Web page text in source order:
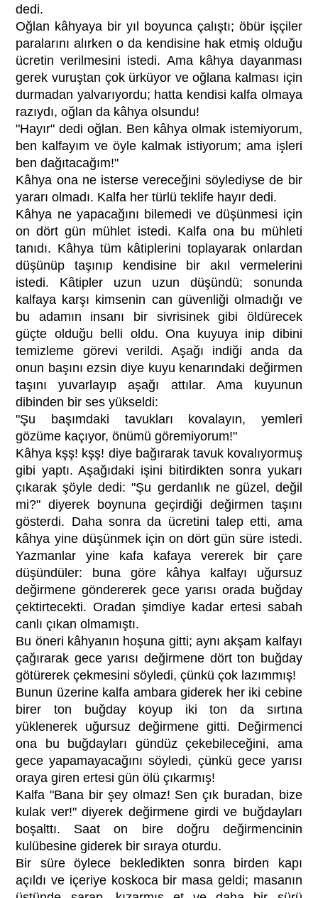
dedi.
Oğlan kâhyaya bir yıl boyunca çalıştı; öbür işçiler
paralarını alırken o da kendisine hak etmiş olduğu
ücretin verilmesini istedi. Ama kâhya dayanması
gerek vuruştan çok ürküyor ve oğlana kalması için
durmadan yalvarıyordu; hatta kendisi kalfa olmaya
razıydı, oğlan da kâhya olsundu!
"Hayır" dedi oğlan. Ben kâhya olmak istemiyorum,
ben kalfayım ve öyle kalmak istiyorum; ama işleri
ben dağıtacağım!"
Kâhya ona ne isterse vereceğini söylediyse de bir
yararı olmadı. Kalfa her türlü teklife hayır dedi.
Kâhya ne yapacağını bilemedi ve düşünmesi için
on dört gün mühlet istedi. Kalfa ona bu mühleti
tanıdı. Kâhya tüm kâtiplerini toplayarak onlardan
düşünüp taşınıp kendisine bir akıl vermelerini
istedi. Kâtipler uzun uzun düşündü; sonunda
kalfaya karşı kimsenin can güvenliği olmadığı ve
bu adamın insanı bir sivrisinek gibi öldürecek
güçte olduğu belli oldu. Ona kuyuya inip dibini
temizleme görevi verildi. Aşağı indiği anda da
onun başını ezsin diye kuyu kenarındaki değirmen
taşını yuvarlayıp aşağı attılar. Ama kuyunun
dibinden bir ses yükseldi:
"Şu başımdaki tavukları kovalayın, yemleri
gözüme kaçıyor, önümü göremiyorum!"
Kâhya kşş! kşş! diye bağırarak tavuk kovalıyormuş
gibi yaptı. Aşağıdaki işini bitirdikten sonra yukarı
çıkarak şöyle dedi: "Şu gerdanlık ne güzel, değil
mi?" diyerek boynuna geçirdiği değirmen taşını
gösterdi. Daha sonra da ücretini talep etti, ama
kâhya yine düşünmek için on dört gün süre istedi.
Yazmanlar yine kafa kafaya vererek bir çare
düşündüler: buna göre kâhya kalfayı uğursuz
değirmene göndererek gece yarısı orada buğday
çektirtecekti. Oradan şimdiye kadar ertesi sabah
canlı çıkan olmamıştı.
Bu öneri kâhyanın hoşuna gitti; aynı akşam kalfayı
çağırarak gece yarısı değirmene dört ton buğday
götürerek çekmesini söyledi, çünkü çok lazımmış!
Bunun üzerine kalfa ambara giderek her iki cebine
birer ton buğday koyup iki ton da sırtına
yüklenerek uğursuz değirmene gitti. Değirmenci
ona bu buğdayları gündüz çekebileceğini, ama
gece yapamayacağını söyledi, çünkü gece yarısı
oraya giren ertesi gün ölü çıkarmış!
Kalfa "Bana bir şey olmaz! Sen çık buradan, bize
kulak ver!" diyerek değirmene girdi ve buğdayları
boşalttı. Saat on bire doğru değirmencinin
kulübesine giderek bir sıraya oturdu.
Bir süre öylece bekledikten sonra birden kapı
açıldı ve içeriye koskoca bir masa geldi; masanın